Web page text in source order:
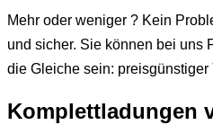
Mehr oder weniger ? Kein
und sicher. Sie können bei uns
die Gleiche sein: preisgünstiger
Komplettladungen